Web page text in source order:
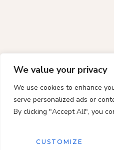
We value your privacy
We use cookies to enhance
serve personalized ads or
By clicking "Accept All", you
CUSTOMIZE